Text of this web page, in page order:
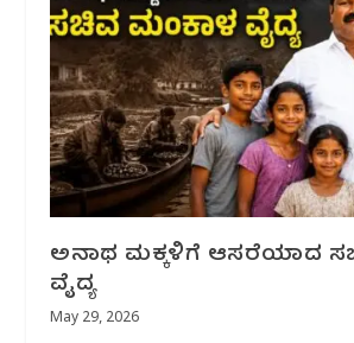
ಅನಾಥ ಮಕ್ಕಳಿಗೆ ಆಸರೆಯಾದ
ವೈದ್ಯ
May 29, 2026